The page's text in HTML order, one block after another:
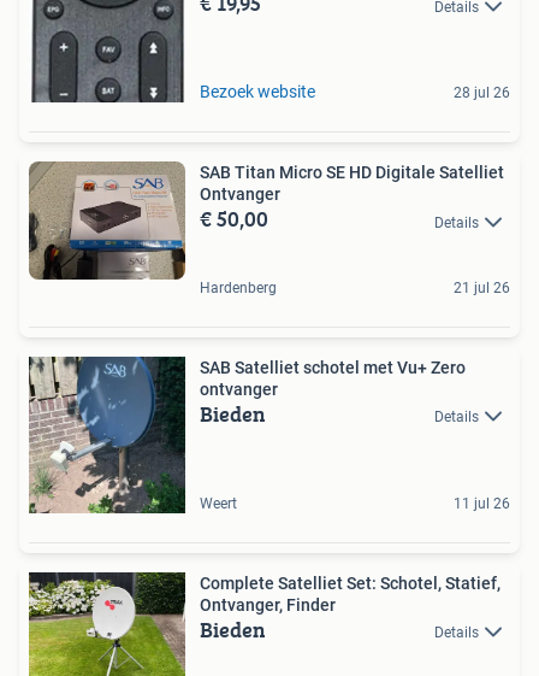
Details
Bezoek website 28 jul 26
SAB Titan Micro SE HD Digitale Satelliet
Ontvanger
€ 50,00 Details
Hardenberg 21 jul 26
SAB Satelliet schotel met Vu+ Zero
ontvanger
Bieden Details
Weert 11 jul 26
Complete Satelliet Set: Schotel, Statief,
Ontvanger, Finder
Bieden Details